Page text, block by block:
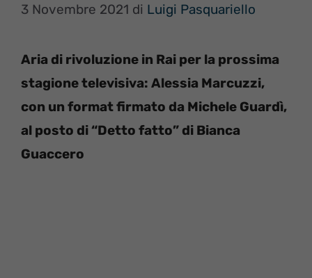
3 Novembre 2021 di Luigi Pasquariello
Aria di rivoluzione in Rai per la prossima
stagione televisiva: Alessia Marcuzzi,
con un format firmato da Michele Guardì,
al posto di “Detto fatto” di Bianca
Guaccero